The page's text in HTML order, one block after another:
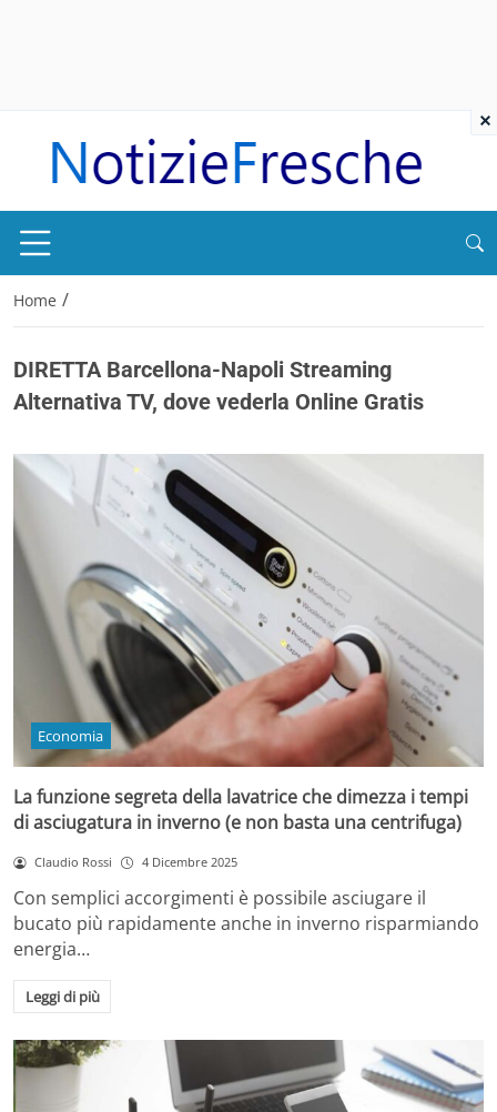
Home /
DIRETTA Barcellona-Napoli Streaming
Alternativa TV, dove vederla Online Gratis
Economia
La funzione segreta della lavatrice che dimezza i tempi
di asciugatura in inverno (e non basta una centrifuga)
Claudio Rossi 4 Dicembre 2025
Con semplici accorgimenti è possibile asciugare il
bucato più rapidamente anche in inverno risparmiando
energia…
Leggi di più
×